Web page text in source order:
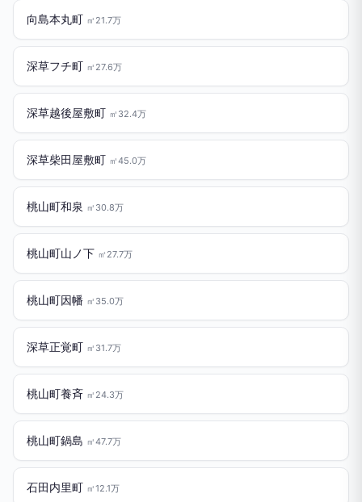
向島本丸町 ㎡21.7万
深草フチ町 ㎡27.6万
深草越後屋敷町 ㎡32.4万
深草柴田屋敷町 ㎡45.0万
桃山町和泉 ㎡30.8万
桃山町山ノ下 ㎡27.7万
桃山町因幡 ㎡35.0万
深草正覚町 ㎡31.7万
桃山町養斉 ㎡24.3万
桃山町鍋島 ㎡47.7万
石田内里町 ㎡12.1万